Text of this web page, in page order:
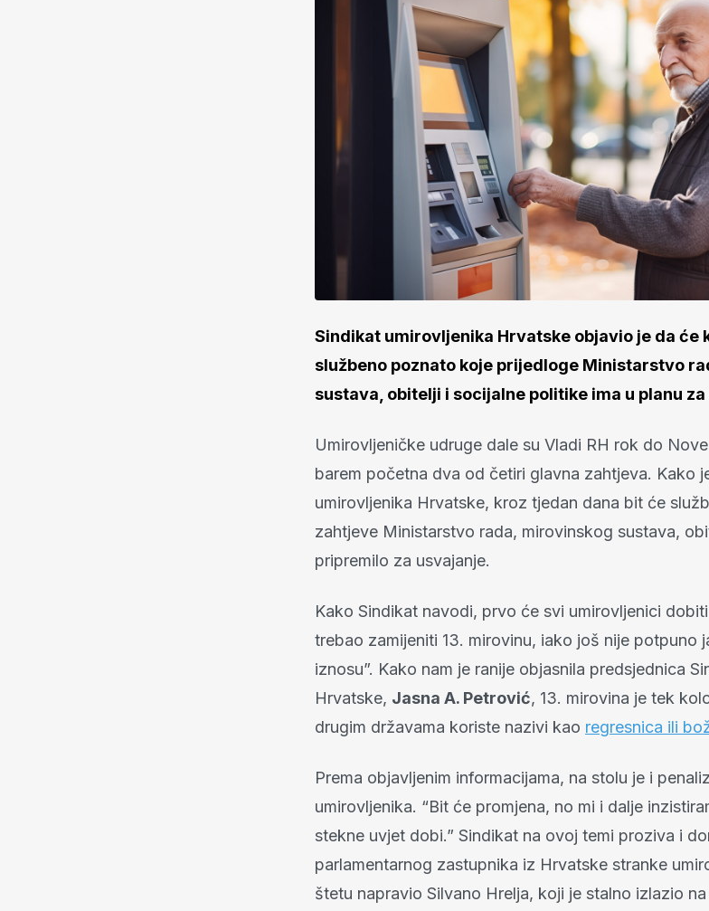
Sindikat umirovljenika Hrvatske objavio je da će
službeno poznato koje prijedloge Ministarstvo
sustava, obitelji i socijalne politike ima u planu
Umirovljeničke udruge dale su Vladi RH rok do
barem početna dva od četiri glavna zahtjeva. Kako
umirovljenika Hrvatske, kroz tjedan dana bit će
zahtjeve Ministarstvo rada, mirovinskog sustava,
pripremilo za usvajanje.
Kako Sindikat navodi, prvo će svi umirovljenici
trebao zamijeniti 13. mirovinu, iako još nije potpuno
iznosu”. Kako nam je ranije objasnila predsjednica
Hrvatske, Jasna A. Petrović, 13. mirovina je tek
drugim državama koriste nazivi kao regresnica ili
Prema objavljenim informacijama, na stolu je i
umirovljenika. “Bit će promjena, no mi i dalje
stekne uvjet dobi.” Sindikat na ovoj temi proziva i
parlamentarnog zastupnika iz Hrvatske stranke
štetu napravio Silvano Hrelja, koji je stalno izlazio